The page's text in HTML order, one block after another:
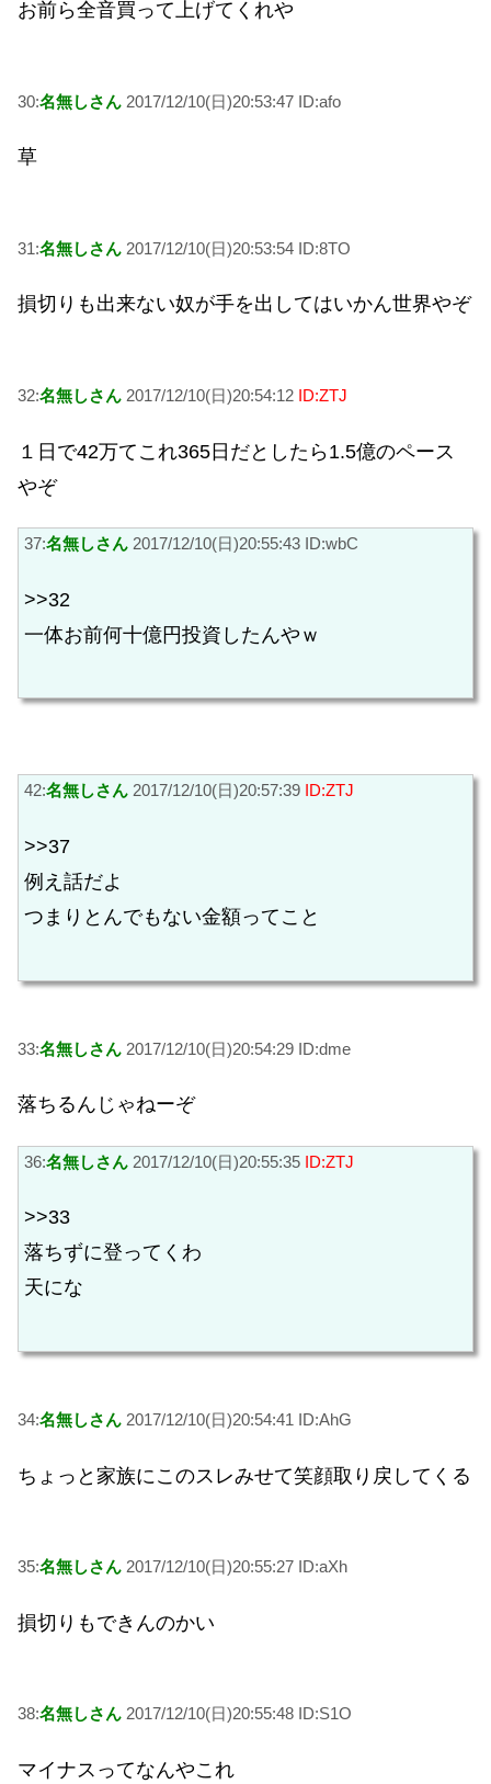
お前ら全音買って上げてくれや
30:名無しさん 2017/12/10(日)20:53:47 ID:afo
草
31:名無しさん 2017/12/10(日)20:53:54 ID:8TO
損切りも出来ない奴が手を出してはいかん世界やぞ
32:名無しさん 2017/12/10(日)20:54:12 ID:ZTJ
１日で42万てこれ365日だとしたら1.5億のペース
やぞ
37:名無しさん 2017/12/10(日)20:55:43 ID:wbC
>>32
一体お前何十億円投資したんやｗ
42:名無しさん 2017/12/10(日)20:57:39 ID:ZTJ
>>37
例え話だよ
つまりとんでもない金額ってこと
33:名無しさん 2017/12/10(日)20:54:29 ID:dme
落ちるんじゃねーぞ
36:名無しさん 2017/12/10(日)20:55:35 ID:ZTJ
>>33
落ちずに登ってくわ
天にな
34:名無しさん 2017/12/10(日)20:54:41 ID:AhG
ちょっと家族にこのスレみせて笑顔取り戻してくる
35:名無しさん 2017/12/10(日)20:55:27 ID:aXh
損切りもできんのかい
38:名無しさん 2017/12/10(日)20:55:48 ID:S1O
マイナスってなんやこれ